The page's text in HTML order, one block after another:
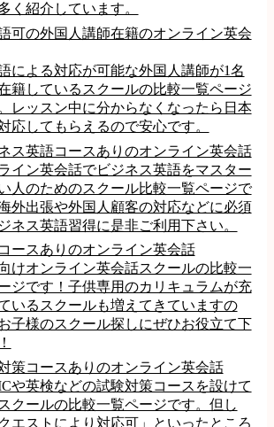
く紹介しています。
可の外国人講師在籍のオンライン英会
による対応が可能な外国人講師が1名
籍しているスクールの比較一覧ページ
レッスン中に分からなくなったら日本
応してもらえるので安心です。
ス英語コースありのオンライン英会話
イン英会話でビジネス英語をマスター
人のためのスクール比較一覧ページで
外出張や外国人顧客の対応などに必須
ネス英語習得に是非ご利用下さい。
ースありのオンライン英会話
けオンライン英会話スクールの比較一
ジです！子供専用のカリキュラムが充
いるスクールも増えてきていますの
子様のスクール探しにぜひお役立て下
策コースありのオンライン英会話
や英検などの試験対策コースを設けて
クールの比較一覧ページです。但し
クエストにより対応可」といったところ